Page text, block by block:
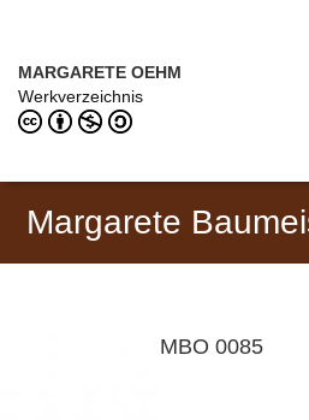
MARGARETE OEHM
Werkverzeichnis
Margarete
MBO 0085